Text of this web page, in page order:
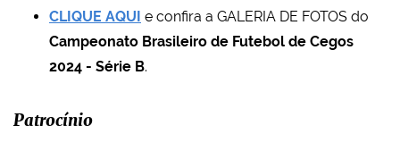
CLIQUE AQUI e confira a GALERIA DE FOTOS do
Campeonato Brasileiro de Futebol de Cegos
2024 - Série B.
Patrocínio